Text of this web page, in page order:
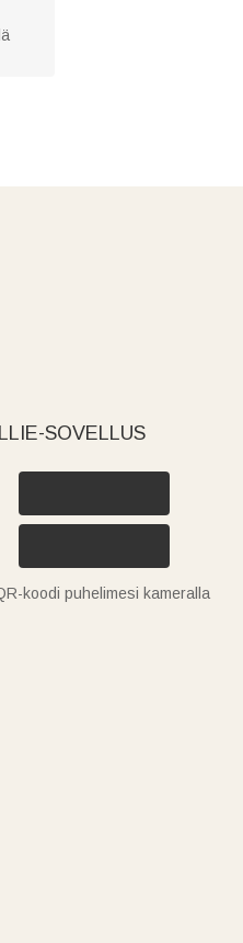
SOVELLUS
koodi puhelimesi kameralla